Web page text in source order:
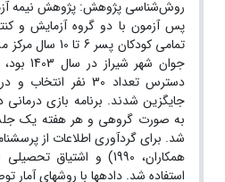
روش‌شناسی پژوهش: پژوهش نیمه
پس ‏آزمون با دو گروه آزمایش و
تمامی کودکان
جوان شهر
به صورت گروهی و هر هفته یک
شد. برای گردآوری اطلاعات از
استفاده شد. داده‏ها با روش‏های